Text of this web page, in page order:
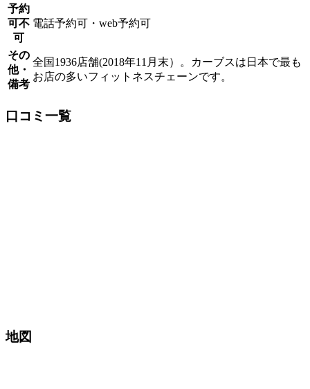
予約
可不
可
電話予約可・web予約可
その
他・
備考
全国1936店舗(2018年11月末）。カーブスは日本で最も
お店の多いフィットネスチェーンです。
口コミ一覧
地図